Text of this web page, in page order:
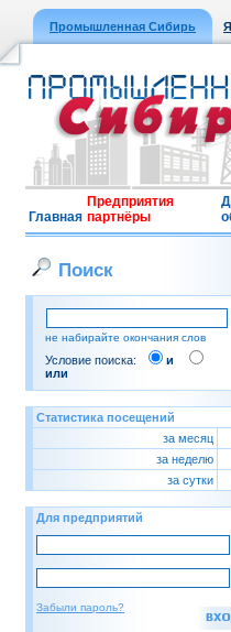
Промышленная Сибирь
Главная
Предприятия
партнёры
Поиск
не набирайте окончания слов
Условие поиска:
и
или
Статистика посещений
за месяц
за неделю
за сутки
Для предприятий
Забыли пароль?